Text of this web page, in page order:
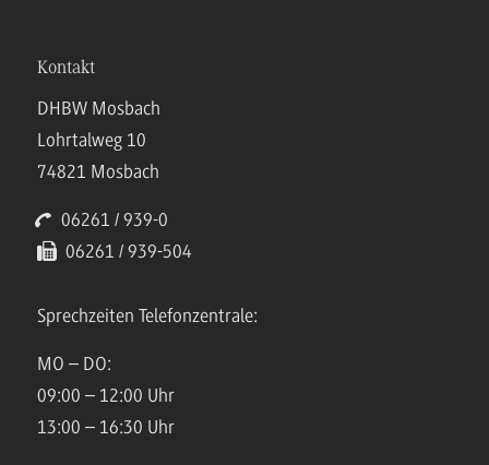
Kontakt
DHBW Mosbach
Lohrtalweg 10
74821 Mosbach
06261 / 939-0
06261 / 939-504
Sprechzeiten Telefonzentrale:
MO – DO:
09:00 – 12:00 Uhr
13:00 – 16:30 Uhr